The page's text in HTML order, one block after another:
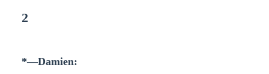
2
*—Damien: